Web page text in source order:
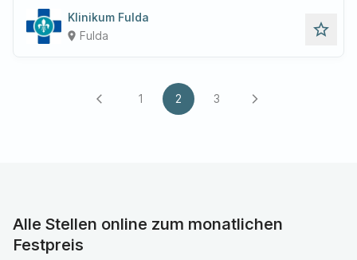
Klinikum Fulda
place Fulda star_outline
arrow_back_ios 1 2 3 arrow_forward_ios
Alle Stellen online zum monatlichen
Festpreis